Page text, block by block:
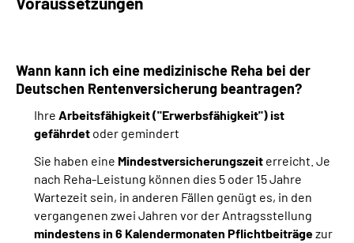
Mein Kundenportal
Wann kann ich eine medizinische Reha bei der
Deutschen Rentenversicherung beantragen?
Ihre Arbeitsfähigkeit ("Erwerbsfähigkeit") ist
gefährdet oder gemindert
Sie haben eine Mindestversicherungszeit erreicht. Je
nach Reha-Leistung können dies 5 oder 15 Jahre
Wartezeit sein, in anderen Fällen genügt es, in den
vergangenen zwei Jahren vor der Antragsstellung
mindestens in 6 Kalendermonaten Pflichtbeiträgezur